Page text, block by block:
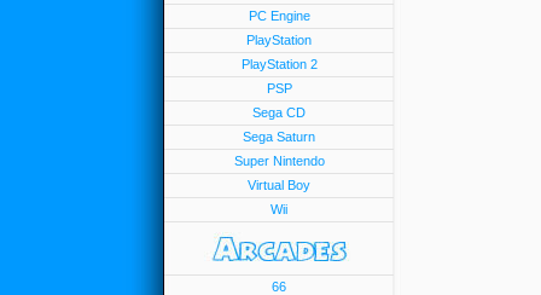
PC Engine
PlayStation
PlayStation 2
PSP
Sega CD
Sega Saturn
Super Nintendo
Virtual Boy
Wii
66